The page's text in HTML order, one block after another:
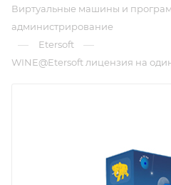
Виртуальные машины и
администрирование
— Etersoft —
WINE@Etersoft лицензия на